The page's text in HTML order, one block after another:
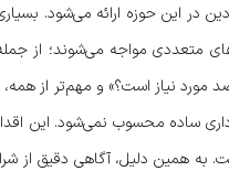
در این حوزه ارائه می‌شود.
مواجه می‌شوند؛ از جمله
مورد نیاز است؟» و مهم‌تر از
ساده محسوب نمی‌شود. این
به همین دلیل، آگاهی دقیق از